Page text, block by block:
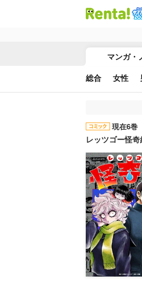
マンガ・
総合 女性
現在6巻
レッツゴー怪奇